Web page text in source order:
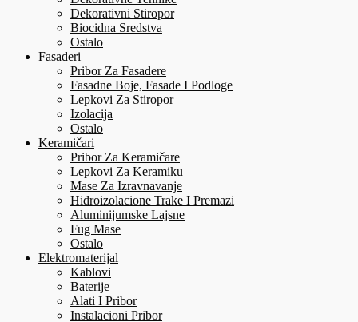
Dekorativni Stiropor
Biocidna Sredstva
Ostalo
Fasaderi
Pribor Za Fasadere
Fasadne Boje, Fasade I Podloge
Lepkovi Za Stiropor
Izolacija
Ostalo
Keramičari
Pribor Za Keramičare
Lepkovi Za Keramiku
Mase Za Izravnavanje
Hidroizolacione Trake I Premazi
Aluminijumske Lajsne
Fug Mase
Ostalo
Elektromaterijal
Kablovi
Baterije
Alati I Pribor
Instalacioni Pribor